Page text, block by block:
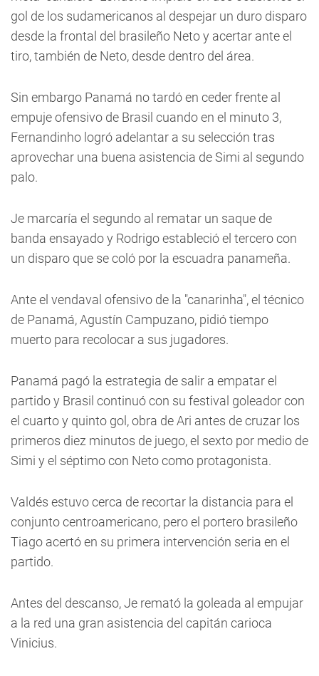
gol de los sudamericanos al despejar un duro disparo
desde la frontal del brasileño Neto y acertar ante el
tiro, también de Neto, desde dentro del área.
Sin embargo Panamá no tardó en ceder frente al
empuje ofensivo de Brasil cuando en el minuto 3,
Fernandinho logró adelantar a su selección tras
aprovechar una buena asistencia de Simi al segundo
palo.
Je marcaría el segundo al rematar un saque de
banda ensayado y Rodrigo estableció el tercero con
un disparo que se coló por la escuadra panameña.
Ante el vendaval ofensivo de la "canarinha", el técnico
de Panamá, Agustín Campuzano, pidió tiempo
muerto para recolocar a sus jugadores.
Panamá pagó la estrategia de salir a empatar el
partido y Brasil continuó con su festival goleador con
el cuarto y quinto gol, obra de Ari antes de cruzar los
primeros diez minutos de juego, el sexto por medio de
Simi y el séptimo con Neto como protagonista.
Valdés estuvo cerca de recortar la distancia para el
conjunto centroamericano, pero el portero brasileño
Tiago acertó en su primera intervención seria en el
partido.
Antes del descanso, Je remató la goleada al empujar
a la red una gran asistencia del capitán carioca
Vinicius.